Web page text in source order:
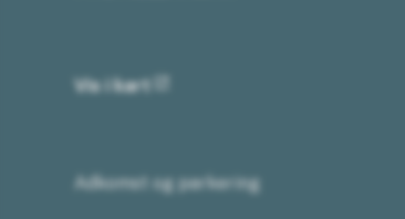
Vis i kart
Adkomst og parkering